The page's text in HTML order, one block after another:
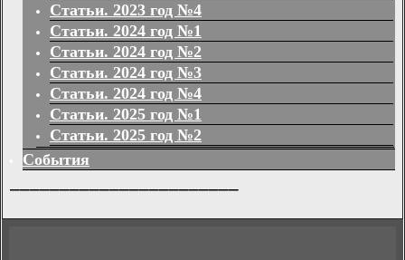
Статьи. 2023 год №4
Статьи. 2024 год №1
Статьи. 2024 год №2
Статьи. 2024 год №3
Статьи. 2024 год №4
Статьи. 2025 год №1
Статьи. 2025 год №2
События